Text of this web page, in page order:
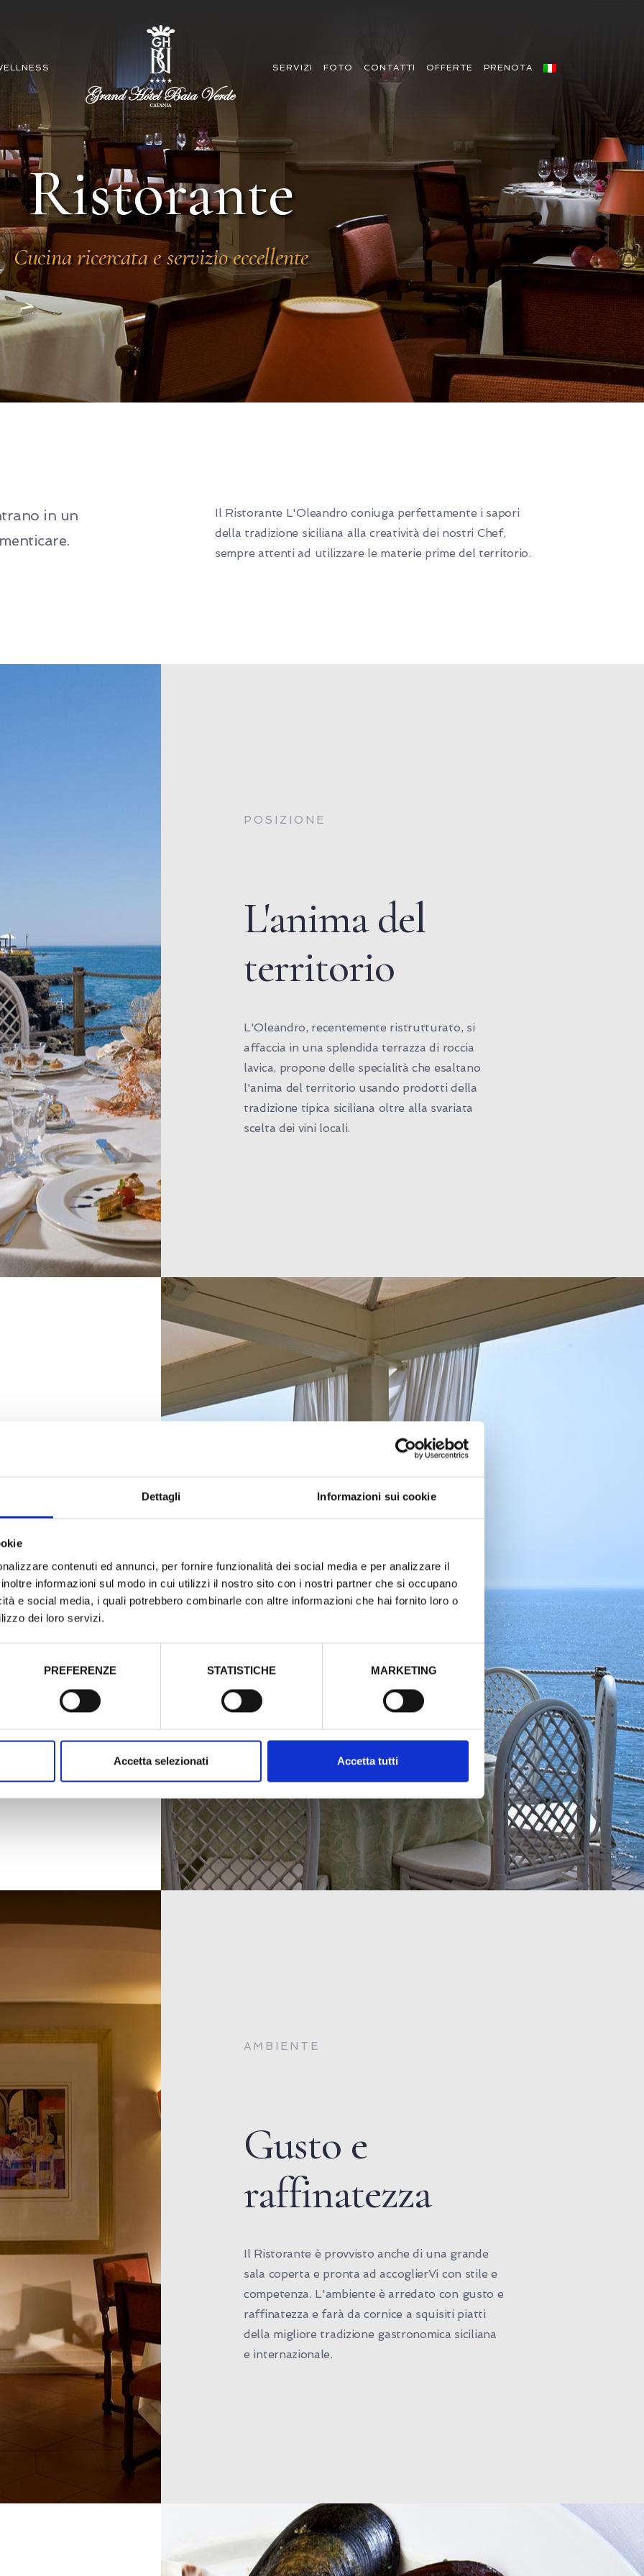
Dettagli Informazioni sui cookie
contenuti ed annunci, per fornire funzionalità dei social media e per analizzare il
informazioni sul modo in cui utilizzi il nostro sito con i nostri partner che si occupano
e social media, i quali potrebbero combinarle con altre informazioni che hai fornito loro o
dei loro servizi.
PREFERENZE STATISTICHE MARKETING
Accetta selezionati Accetta tutti
SERVIZI FOTO CONTATTI OFFERTE PRENOTA
Ristorante
Cucina ricercata e servizio eccellente
in un
Il Ristorante L'Oleandro coniuga perfettamente i sapori
della tradizione siciliana alla creatività dei nostri Chef,
sempre attenti ad utilizzare le materie prime del territorio.
POSIZIONE
L'anima del
territorio
L'Oleandro, recentemente ristrutturato, si
affaccia in una splendida terrazza di roccia
lavica, propone delle specialità che esaltano
l'anima del territorio usando prodotti della
tradizione tipica siciliana oltre alla svariata
scelta dei vini locali.
ogni tipo di
cucina,
della location
momento.
vegetariani e
dietetici.
AMBIENTE
Gusto e
raffinatezza
Il Ristorante è provvisto anche di una grande
sala coperta e pronta ad accoglierVi con stile e
competenza. L'ambiente è arredato con gusto e
raffinatezza e farà da cornice a squisiti piatti
della migliore tradizione gastronomica siciliana
e internazionale.